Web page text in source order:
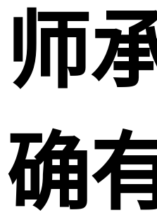
师
确